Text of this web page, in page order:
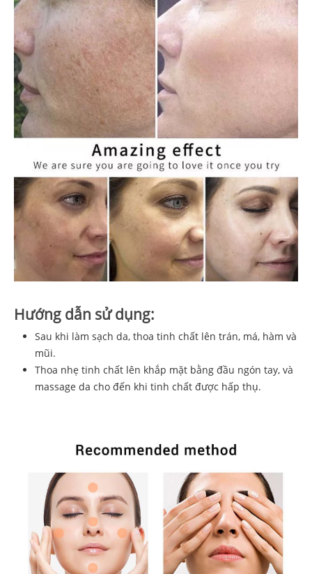
Hướng dẫn sử dụng:
Sau khi làm sạch da, thoa tinh chất lên trán, má, hàm và
mũi.
Thoa nhẹ tinh chất lên khắp mặt bằng đầu ngón tay, và
massage da cho đến khi tinh chất được hấp thụ.